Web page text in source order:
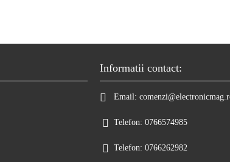
Informatii contact:
Email:
Telefon: 0766574985
Telefon: 0766262982